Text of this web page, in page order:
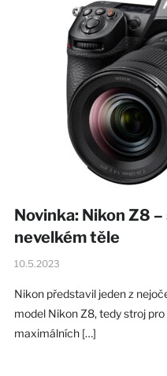
Novinka: Nikon Z8
nevelkém těle
10.5.2023
Nikon představil jeden z
model Nikon Z8, tedy stroj
maximálních […]